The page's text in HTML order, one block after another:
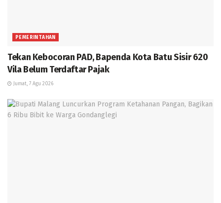
PEMERINTAHAN
Tekan Kebocoran PAD, Bapenda Kota Batu Sisir 620
Vila Belum Terdaftar Pajak
Jumat, 7 Agu 2026